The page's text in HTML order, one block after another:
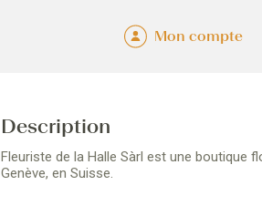
Mon compte
Description
Fleuriste de la Halle Sàrl est une boutique
Genève, en Suisse.